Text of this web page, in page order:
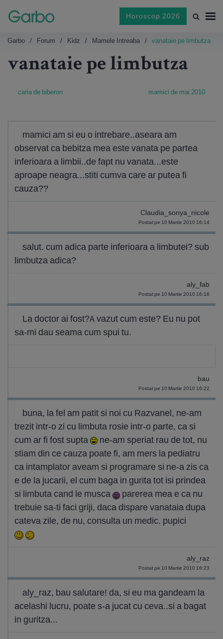
Horoscop 2026
Garbo Forum Kidz Mamele Intreaba vanataie pe limbutza
vanataie pe limbutza
caria de biberon mamici de mai 2010
mamici am si eu o intrebare..aseara am
observat ca bebitza mea este vanata pe partea
inferioara a limbii..de fapt nu vanata...este
aproape neagra...stiti cumva care ar putea fi
cauza??
Claudia_sonya_nicole
Postat pe 10 Martie 2010 16:14
salut. cum adica parte inferioara a limbutei? sub
limbutza adica?
aly_fab
Postat pe 10 Martie 2010 16:16
La doctor ai fost?A vazut cum este? Eu nu pot
sa-mi dau seama cum spui tu.
bau
Postat pe 10 Martie 2010 16:22
buna, la fel am patit si noi cu Razvanel, ne-am
trezit intr-o zi cu limbuta rosie intr-o parte, ca si
cum ar fi fost supta
ne-am speriat rau de tot, nu
stiam din ce cauza poate fi, am mers la pediatru
ca intamplator aveam si programare si ne-a zis ca
e de la jucarii, el cum baga in gurita tot isi prindea
si limbuta cand le musca
parerea mea e ca nu
trebuie sa-ti faci griji, daca dispare vanataia dupa
cateva zile, de nu, consulta un medic. pupici
aly_raz
Postat pe 10 Martie 2010 16:23
aly_raz, bau salutare! da, si eu ma gandeam la
acelashi lucru, poate s-a jucat cu ceva..si a bagat
in guritza...